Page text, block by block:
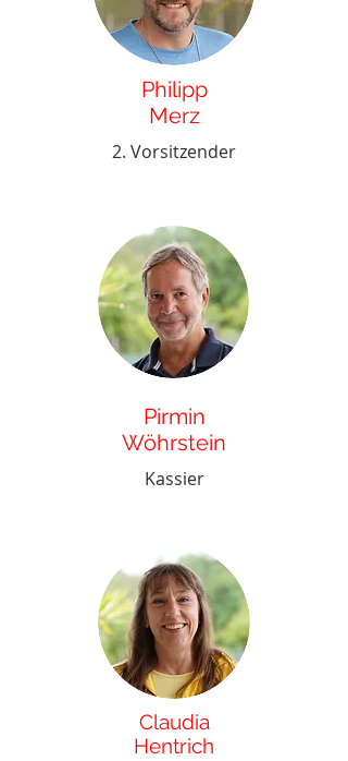
Philipp
Merz
2. Vorsitzender
Pirmin
Wöhrstein
Kassier
Claudia
Hentrich